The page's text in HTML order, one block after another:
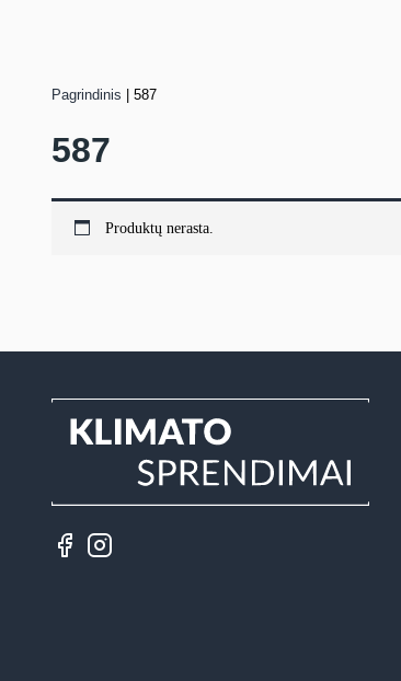
Pagrindinis | 587
587
Produktų nerasta.